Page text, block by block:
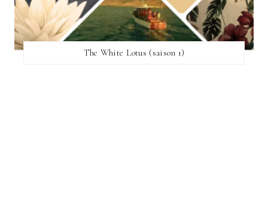
The White Lotus (saison 1)